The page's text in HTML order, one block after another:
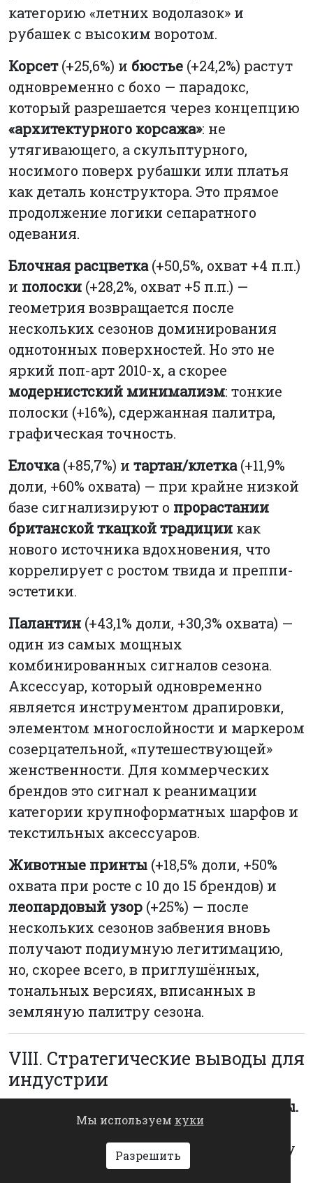
категорию «летних водолазок» и
рубашек с высоким воротом.
Корсет(+25,6%) и бюстье (+24,2%) растут
одновременно с бохо — парадокс,
который разрешается через концепцию
«архитектурного корсажа»: не
утягивающего, а скульптурного,
носимого поверх рубашки или платья
как деталь конструктора. Это прямое
продолжение логики сепаратного
одевания.
Блочная расцветка(+50,5%, охват +4 п.п.)
и полоски (+28,2%, охват +5 п.п.) —
геометрия возвращается после
нескольких сезонов доминирования
однотонных поверхностей. Но это не
яркий поп-арт 2010-х, а скорее
модернистский минимализм: тонкие
полоски (+16%), сдержанная палитра,
графическая точность.
Елочка(+85,7%) и тартан/клетка(+11,9%
доли, +60% охвата) — при крайне низкой
базе сигнализируют о прорастании
британской ткацкой традиции как
нового источника вдохновения, что
коррелирует с ростом твида и преппи-
эстетики.
Палантин (+43,1% доли, +30,3% охвата) —
один из самых мощных
комбинированных сигналов сезона.
Аксессуар, который одновременно
является инструментом драпировки,
элементом многослойности и маркером
созерцательной, «путешествующей»
женственности. Для коммерческих
брендов это сигнал к реанимации
категории крупноформатных шарфов и
текстильных аксессуаров.
Животные принты (+18,5% доли, +50%
охвата при росте с 10 до 15 брендов) и
леопардовый узор (+25%) — после
нескольких сезонов забвения вновь
получают подиумную легитимацию,
но, скорее всего, в приглушённых,
тональных версиях, вписанных в
земляную палитру сезона.
VIII. Стратегические выводы для
индустрии
1. Пересмотр ассортиментной матрицы.
Бренды масс-маркета,
инвестировавшие в стритвир-эстетику
и мини-силуэты последние пять лет,
Мы используем куки
Разрешить